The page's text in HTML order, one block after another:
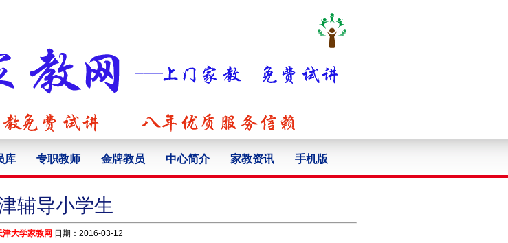
库 专职教师 金牌教员 中心简介 家教资讯 手机版
辅导小学生
津大学家教网 日期：2016-03-12